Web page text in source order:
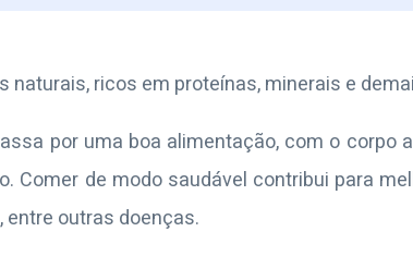
ricos em proteínas, minerais e
por uma boa alimentação, com o corpo
Comer de modo saudável contribui para
outras doenças.